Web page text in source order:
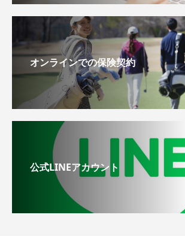
オンラインでの保険契約
公式LINEアカウント